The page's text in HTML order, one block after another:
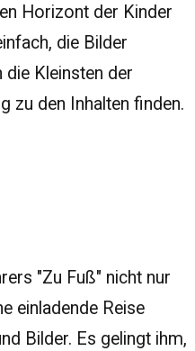
Horizont der Kinder
die Bilder
die Kleinsten der
zu den Inhalten finden.
"Zu Fuß" nicht nur
einladende Reise
Bilder. Es gelingt ihm,